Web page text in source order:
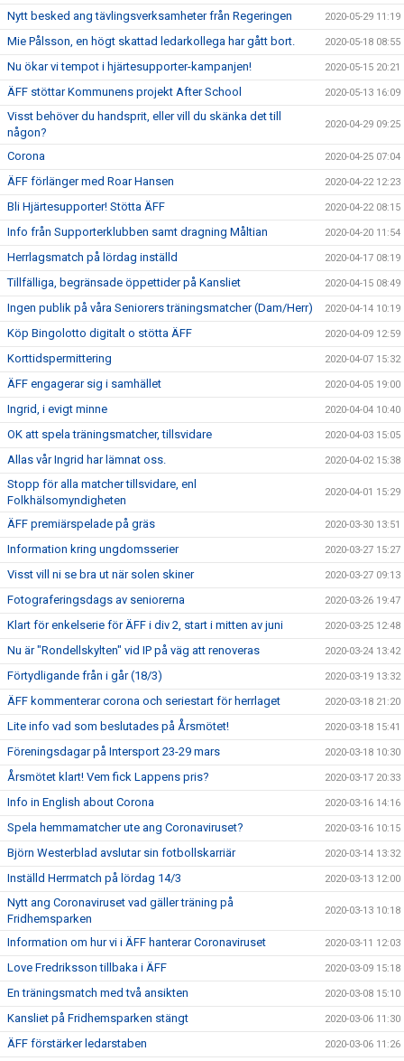
Nytt besked ang tävlingsverksamheter från Regeringen 2020-05-29 11:19
Mie Pålsson, en högt skattad ledarkollega har gått bort. 2020-05-18 08:55
Nu ökar vi tempot i hjärtesupporter-kampanjen! 2020-05-15 20:21
ÄFF stöttar Kommunens projekt After School 2020-05-13 16:09
Visst behöver du handsprit, eller vill du skänka det till
någon?
2020-04-29 09:25
Corona 2020-04-25 07:04
ÄFF förlänger med Roar Hansen 2020-04-22 12:23
Bli Hjärtesupporter! Stötta ÄFF 2020-04-22 08:15
Info från Supporterklubben samt dragning Måltian 2020-04-20 11:54
Herrlagsmatch på lördag inställd 2020-04-17 08:19
Tillfälliga, begränsade öppettider på Kansliet 2020-04-15 08:49
Ingen publik på våra Seniorers träningsmatcher (Dam/Herr) 2020-04-14 10:19
Köp Bingolotto digitalt o stötta ÄFF 2020-04-09 12:59
Korttidspermittering 2020-04-07 15:32
ÄFF engagerar sig i samhället 2020-04-05 19:00
Ingrid, i evigt minne 2020-04-04 10:40
OK att spela träningsmatcher, tillsvidare 2020-04-03 15:05
Allas vår Ingrid har lämnat oss. 2020-04-02 15:38
Stopp för alla matcher tillsvidare, enl
Folkhälsomyndigheten
2020-04-01 15:29
ÄFF premiärspelade på gräs 2020-03-30 13:51
Information kring ungdomsserier 2020-03-27 15:27
Visst vill ni se bra ut när solen skiner 2020-03-27 09:13
Fotograferingsdags av seniorerna 2020-03-26 19:47
Klart för enkelserie för ÄFF i div 2, start i mitten av juni 2020-03-25 12:48
Nu är "Rondellskylten" vid IP på väg att renoveras 2020-03-24 13:42
Förtydligande från i går (18/3) 2020-03-19 13:32
ÄFF kommenterar corona och seriestart för herrlaget 2020-03-18 21:20
Lite info vad som beslutades på Årsmötet! 2020-03-18 15:41
Föreningsdagar på Intersport 23-29 mars 2020-03-18 10:30
Årsmötet klart! Vem fick Lappens pris? 2020-03-17 20:33
Info in English about Corona 2020-03-16 14:16
Spela hemmamatcher ute ang Coronaviruset? 2020-03-16 10:15
Björn Westerblad avslutar sin fotbollskarriär 2020-03-14 13:32
Inställd Herrmatch på lördag 14/3 2020-03-13 12:00
Nytt ang Coronaviruset vad gäller träning på
Fridhemsparken
2020-03-13 10:18
Information om hur vi i ÄFF hanterar Coronaviruset 2020-03-11 12:03
Love Fredriksson tillbaka i ÄFF 2020-03-09 15:18
En träningsmatch med två ansikten 2020-03-08 15:10
Kansliet på Fridhemsparken stängt 2020-03-06 11:30
ÄFF förstärker ledarstaben 2020-03-06 11:26